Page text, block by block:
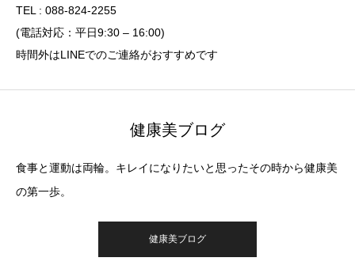
TEL : 088-824-2255
(電話対応：平日9:30 – 16:00)
時間外はLINEでのご連絡がおすすめです
健康美ブログ
食事と運動は両輪。キレイになりたいと思ったその時から健康美
の第一歩。
健康美ブログ